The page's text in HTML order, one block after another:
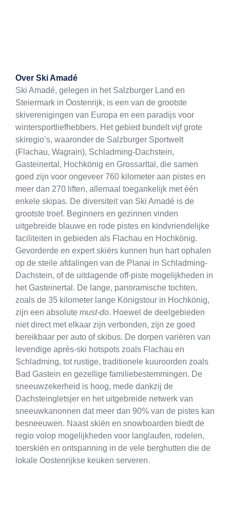
Over Ski Amadé
Ski Amadé, gelegen in het Salzburger Land en
Steiermark in Oostenrijk, is een van de grootste
skiverenigingen van Europa en een paradijs voor
wintersportliefhebbers. Het gebied bundelt vijf grote
skiregio’s, waaronder de Salzburger Sportwelt
(Flachau, Wagrain), Schladming-Dachstein,
Gasteinertal, Hochkönig en Grossarltal, die samen
goed zijn voor ongeveer 760 kilometer aan pistes en
meer dan 270 liften, allemaal toegankelijk met één
enkele skipas. De diversiteit van Ski Amadé is de
grootste troef. Beginners en gezinnen vinden
uitgebreide blauwe en rode pistes en kindvriendelijke
faciliteiten in gebieden als Flachau en Hochkönig.
Gevorderde en expert skiërs kunnen hun hart ophalen
op de steile afdalingen van de Planai in Schladming-
Dachstein, of de uitdagende off-piste mogelijkheden in
het Gasteinertal. De lange, panoramische tochten,
zoals de 35 kilometer lange Königstour in Hochkönig,
zijn een absolute must-do. Hoewel de deelgebieden
niet direct met elkaar zijn verbonden, zijn ze goed
bereikbaar per auto of skibus. De dorpen variëren van
levendige après-ski hotspots zoals Flachau en
Schladming, tot rustige, traditionele kuuroorden zoals
Bad Gastein en gezellige familiebestemmingen. De
sneeuwzekerheid is hoog, mede dankzij de
Dachsteingletsjer en het uitgebreide netwerk van
sneeuwkanonnen dat meer dan 90% van de pistes kan
besneeuwen. Naast skiën en snowboarden biedt de
regio volop mogelijkheden voor langlaufen, rodelen,
toerskiën en ontspanning in de vele berghutten die de
lokale Oostenrijkse keuken serveren.